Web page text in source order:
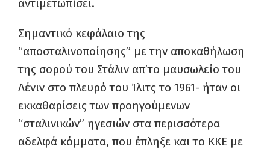
αντιμετωπίσει.
Σημαντικό κεφάλαιο της
“αποσταλινοποίησης” με την αποκαθήλωση
της σορού του Στάλιν απ’το μαυσωλείο του
Λένιν στο πλευρό του Ίλιτς το 1961- ήταν οι
εκκαθαρίσεις των προηγούμενων
“σταλινικών” ηγεσιών στα περισσότερα
αδελφά κόμματα, που έπληξε και το ΚΚΕ με